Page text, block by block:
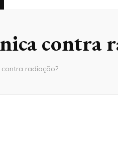
contra
contra radiação?